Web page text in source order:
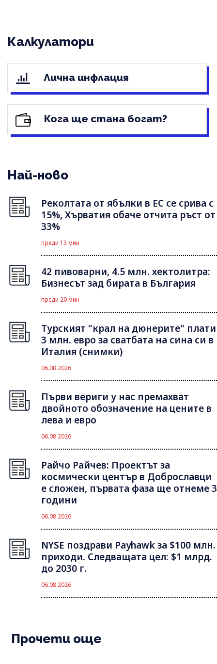
Калкулатори
Лична инфлация
Кога ще стана богат?
Най-ново
Реколтата от ябълки в ЕС се срива с
15%, Хърватия обаче отчита ръст от
33%
преди 13 мин
42 пивоварни, 4.5 млн. хектолитра:
Бизнесът зад бирата в България
преди 20 мин
Турският "крал на дюнерите" плати
3 млн. евро за сватбата на сина си в
Италия (снимки)
06.08.2026
Първи вериги у нас премахват
двойното обозначение на цените в
лева и евро
06.08.2026
Райчо Райчев: Проектът за
космически център в Доброславци
е сложен, първата фаза ще отнеме 3
години
06.08.2026
NYSE поздрави Payhawk за $100 млн.
приходи. Следващата цел: $1 млрд.
до 2030 г.
06.08.2026
Прочети още